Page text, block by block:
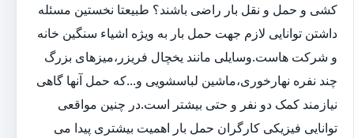
کشی و حمل و نقل بار راضی باشند؟ طبیعتا نخستین مسئله
داشتن توانایی لازم جهت حمل بار به ویژه اشیاء سنگین خانه
و شرکت هاست.وسایلی مانند یخچال فریزر،میزهای بزرگ
چند نفره نهارخوری،ماشین لباسشویی و...که حمل آنها گاهی
نیازمند کمک دو نفر و حتی بیشتر است.در چنین مواقعی
توانایی فیزیکی کارگران حمل بار اهمیت بیشتری پیدا می